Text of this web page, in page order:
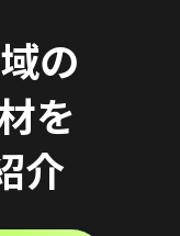
の
を
介